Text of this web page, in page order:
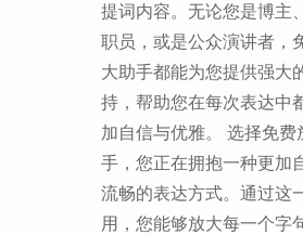
提词内容。无论您是博主
职员，或是公众演讲者，
大助手都能为您提供强大
持，帮助您在每次表达中
加自信与优雅。 选择免费
手，您正在拥抱一种更加
流畅的表达方式。通过这
用，您能够放大每一个字